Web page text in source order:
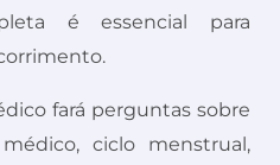
é essencial para
fará perguntas sobre
ciclo menstrual,